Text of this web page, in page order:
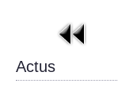
Actus